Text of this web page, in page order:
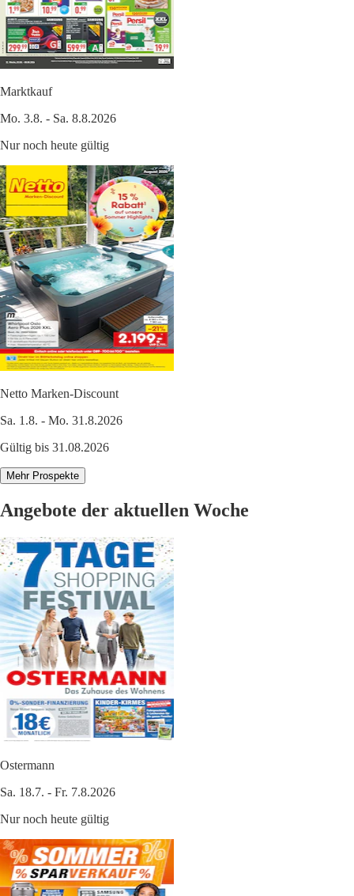
Marktkauf
Mo. 3.8. - Sa. 8.8.2026
Nur noch heute gültig
Netto Marken-Discount
Sa. 1.8. - Mo. 31.8.2026
Gültig bis 31.08.2026
Mehr Prospekte
Angebote der aktuellen Woche
Ostermann
Sa. 18.7. - Fr. 7.8.2026
Nur noch heute gültig